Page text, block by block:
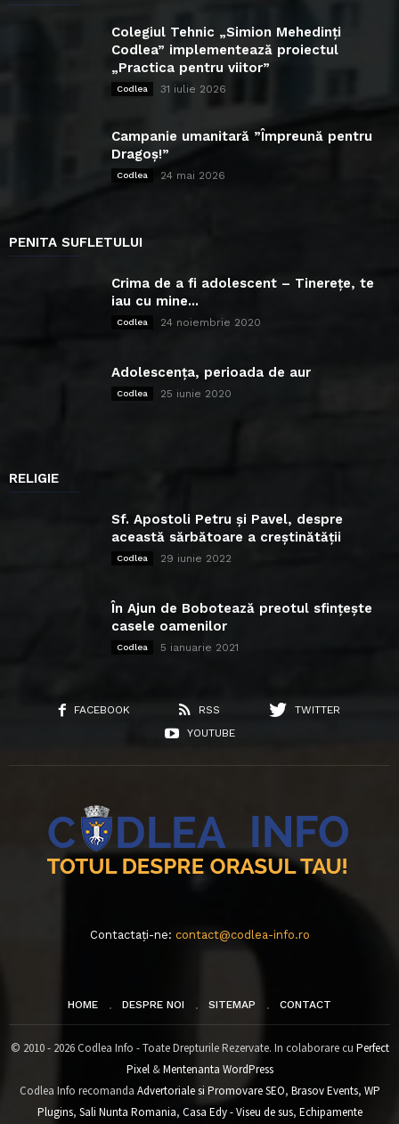
Colegiul Tehnic „Simion Mehedinți
Codlea” implementează proiectul
„Practica pentru viitor”
Codlea 31 iulie 2026
Campanie umanitară ”Împreună pentru
Dragoș!”
Codlea 24 mai 2026
PENITA SUFLETULUI
Crima de a fi adolescent – Tinerețe, te
iau cu mine...
Codlea 24 noiembrie 2020
Adolescența, perioada de aur
Codlea 25 iunie 2020
RELIGIE
Sf. Apostoli Petru și Pavel, despre
această sărbătoare a creștinătății
Codlea 29 iunie 2022
În Ajun de Bobotează preotul sfințește
casele oamenilor
Codlea 5 ianuarie 2021
FACEBOOK RSS
TWITTER
YOUTUBE
Contactați-ne: contact@codlea-info.ro
HOME DESPRE NOI SITEMAP CONTACT
© 2010 - 2026 Codlea Info - Toate Drepturile Rezervate. In colaborare cu Perfect
Pixel&Mentenanta WordPress
Codlea Info recomanda Advertoriale si Promovare SEO, Brasov Events, WP
Plugins, Sali Nunta Romania, Casa Edy - Viseu de sus, Echipamente